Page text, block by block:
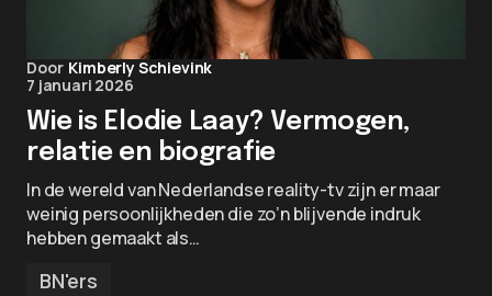
Door Kimberly Schievink
7 januari 2026
Wie is Elodie Laay? Vermogen,
relatie en biografie
In de wereld van Nederlandse reality-tv zijn er maar
weinig persoonlijkheden die zo’n blijvende indruk
hebben gemaakt als…
BN'ers